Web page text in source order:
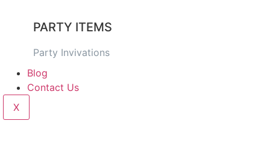
PARTY ITEMS
Party Invivations
Blog
Contact Us
X